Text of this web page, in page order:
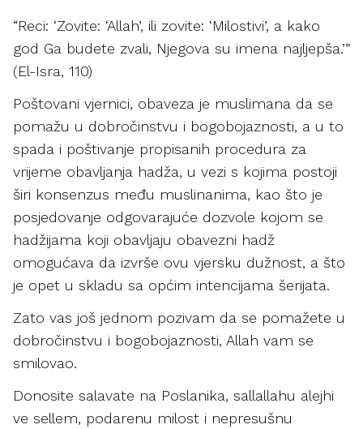
“Reci: ‘Zovite: ‘Allah’, ili zovite: ‘Milostivi’, a kako
god Ga budete zvali, Njegova su imena najljepša.’”
(El-Isra, 110)
Poštovani vjernici, obaveza je muslimana da se
pomažu u dobročinstvu i bogobojaznosti, a u to
spada i poštivanje propisanih procedura za
vrijeme obavljanja hadža, u vezi s kojima postoji
širi konsenzus među muslinanima, kao što je
posjedovanje odgovarajuće dozvole kojom se
hadžijama koji obavljaju obavezni hadž
omogućava da izvrše ovu vjersku dužnost, a što
je opet u skladu sa općim intencijama šerijata.
Zato vas još jednom pozivam da se pomažete u
dobročinstvu i bogobojaznosti, Allah vam se
smilovao.
Donosite salavate na Poslanika, sallallahu alejhi
ve sellem, podarenu milost i nepresušnu